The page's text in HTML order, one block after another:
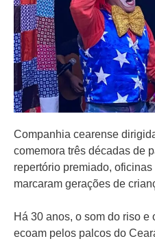
Companhia cearense
comemora três décadas de
repertório premiado,
marcaram gerações de
Há 30 anos, o som do riso
ecoam pelos palcos do